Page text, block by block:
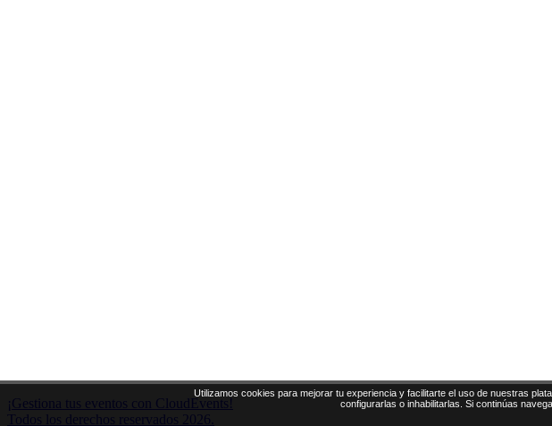
¡Gestiona tus eventos con CloudEvents!
Todos los derechos reservados 2026.
Utilizamos cookies para mejorar tu experiencia y facilitarte el uso de nuestras
configurarlas o inhabilitarlas. Si continúas